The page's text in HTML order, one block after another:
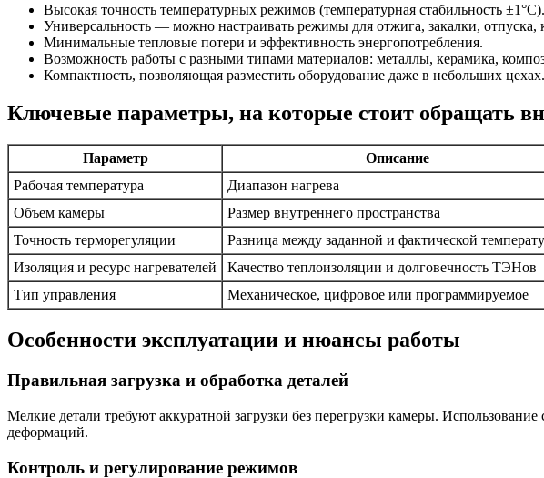
Высокая точность температурных режимов (температурная стабильность ±1°C).
Универсальность — можно настраивать режимы для отжига, закалки, отпуска,
Минимальные тепловые потери и эффективность энергопотребления.
Возможность работы с разными типами материалов: металлы, керамика,
Компактность, позволяющая разместить оборудование даже в небольших цехах.
Ключевые параметры, на которые стоит обращать
Параметр Описание
Рабочая температура
Диапазон нагрева
Объем камеры
Размер внутреннего пространства
Точность терморегуляции
Разница между заданной и фактической
Изоляция и ресурс нагревателей
Качество теплоизоляции и долговечность ТЭНов
Тип управления
Механическое, цифровое или программируемое
Особенности эксплуатации и нюансы работы
Правильная загрузка и обработка деталей
Мелкие детали требуют аккуратной загрузки без перегрузки камеры.
деформаций.
Контроль и регулирование режимов